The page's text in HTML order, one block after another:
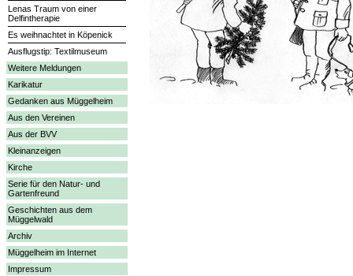
Lenas Traum von einer
Delfintherapie
Es weihnachtet in Köpenick
Ausflugstip: Textilmuseum
Weitere Meldungen
Karikatur
Gedanken aus Müggelheim
Aus den Vereinen
Aus der BVV
Kleinanzeigen
Kirche
Serie für den Natur- und
Gartenfreund
Geschichten aus dem
Müggelwald
Archiv
Müggelheim im Internet
Impressum